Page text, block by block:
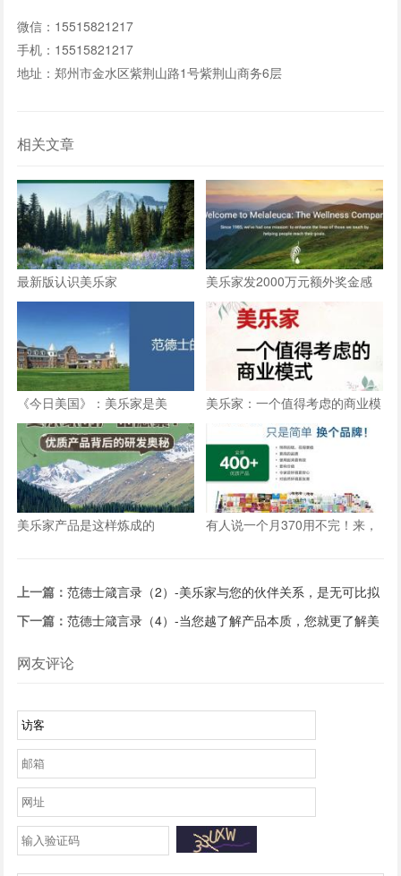
微信：15515821217
手机：15515821217
地址：郑州市金水区紫荆山路1号紫荆山商务6层
相关文章
最新版认识美乐家
美乐家发2000万元额外奖金感
谢忠诚员工
《今日美国》：美乐家是美
国“最值得信赖的品牌”之一
美乐家：一个值得考虑的商业模
美乐家产品是这样炼成的
有人说一个月370用不完！来，
上一篇：范德士箴言录（2）-美乐家与您的伙伴关系，是无可比拟
的经营典范！
下一篇：范德士箴言录（4）-当您越了解产品本质，您就更了解美
网友评论